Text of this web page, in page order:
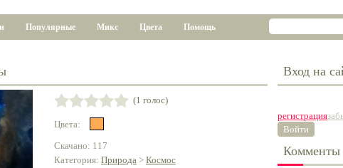
Популярные Микс Цвета Помощь
(1 голос)
Цвета:
Скачано: 117
Категория: Природа > Космос
Вход на
регистрация
Войти
Комменты